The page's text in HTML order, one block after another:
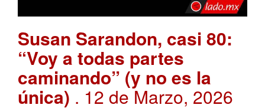
Susan Sarandon, casi 80:
“Voy a todas partes
caminando” (y no es la
única) . 12 de Marzo, 2026